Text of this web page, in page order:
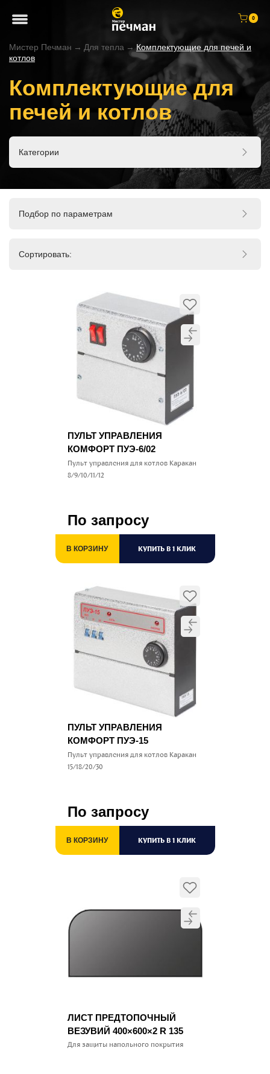
0
Мистер Печман → Для тепла → Комплектующие для печей и
котлов
Комплектующие для
печей и котлов
Категории
Подбор по параметрам
Сортировать:
ПУЛЬТ УПРАВЛЕНИЯ
КОМФОРТ ПУЭ-6/02
Пульт управления для котлов Каракан
8/9/10/11/12
По запросу
В КОРЗИНУ КУПИТЬ В 1 КЛИК
ПУЛЬТ УПРАВЛЕНИЯ
КОМФОРТ ПУЭ-15
Пульт управления для котлов Каракан
15/18/20/30
По запросу
В КОРЗИНУ КУПИТЬ В 1 КЛИК
ЛИСТ ПРЕДТОПОЧНЫЙ
ВЕЗУВИЙ 400×600×2 R 135
Для защиты напольного покрытия